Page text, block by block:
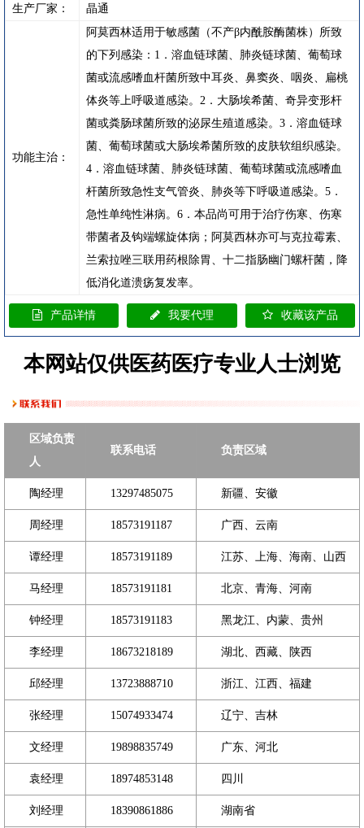
生产厂家：
晶通
功能主治：
阿莫西林适用于敏感菌（不产β内酰胺酶菌株）所致
的下列感染：1．溶血链球菌、肺炎链球菌、葡萄球
菌或流感嗜血杆菌所致中耳炎、鼻窦炎、咽炎、扁桃
体炎等上呼吸道感染。2．大肠埃希菌、奇异变形杆
菌或粪肠球菌所致的泌尿生殖道感染。3．溶血链球
菌、葡萄球菌或大肠埃希菌所致的皮肤软组织感染。
4．溶血链球菌、肺炎链球菌、葡萄球菌或流感嗜血
杆菌所致急性支气管炎、肺炎等下呼吸道感染。5．
急性单纯性淋病。6．本品尚可用于治疗伤寒、伤寒
带菌者及钩端螺旋体病；阿莫西林亦可与克拉霉素、
兰索拉唑三联用药根除胃、十二指肠幽门螺杆菌，降
低消化道溃疡复发率。
产品详情 我要代理 收藏该产品
本网站仅供医药医疗专业人士浏览
区域负责
人
联系电话 负责区域
陶经理 13297485075 新疆、安徽
周经理 18573191187 广西、云南
谭经理 18573191189 江苏、上海、海南、山西
马经理 18573191181 北京、青海、河南
钟经理 18573191183 黑龙江、内蒙、贵州
李经理 18673218189 湖北、西藏、陕西
邱经理 13723888710 浙江、江西、福建
张经理 15074933474 辽宁、吉林
文经理 19898835749 广东、河北
袁经理 18974853148 四川
刘经理 18390861886 湖南省